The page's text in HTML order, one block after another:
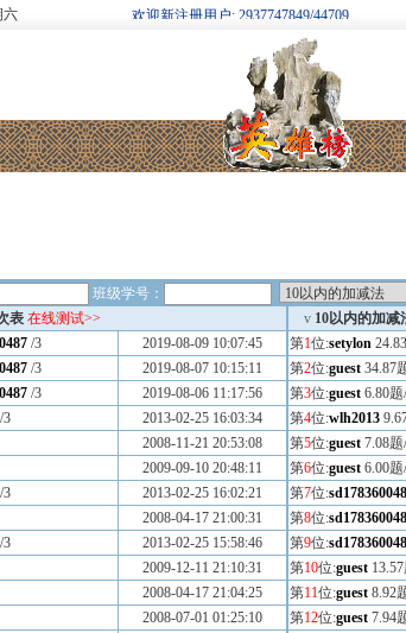
六 欢迎新注册用户: 2937747849/44709
班级学号：
表 在线测试>>
/3
2019-08-09 10:07:45
/3
2019-08-07 10:15:11
/3
2019-08-06 11:17:56
/3
2013-02-25 16:03:34
2008-11-21 20:53:08
2009-09-10 20:48:11
/3
2013-02-25 16:02:21
2008-04-17 21:00:31
/3
2013-02-25 15:58:46
2009-12-11 21:10:31
2008-04-17 21:04:25
2008-07-01 01:25:10
v 10以内的加减
第1位:setylon
第2位:guest 34.87
第3位:guest 6.80
第4位:wlh2013
第5位:guest 7.08
第6位:guest 6.00
第7位:
第8位:
第9位:
第10位:guest
第11位:guest 8.92
第12位:guest 7.94